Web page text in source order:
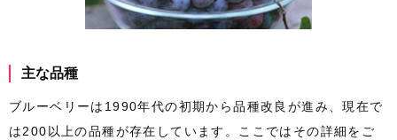
主な品種
ブルーベリーは1990年代の初期から品種改良が進み、現在で
は200以上の品種が存在しています。ここではその詳細をご